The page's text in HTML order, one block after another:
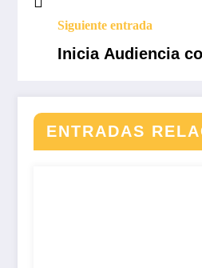
Siguiente entrada
Inicia Audiencia
ENTRADAS